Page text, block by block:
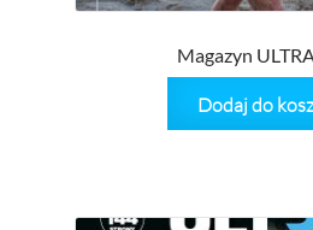
Magazyn
Dodaj do